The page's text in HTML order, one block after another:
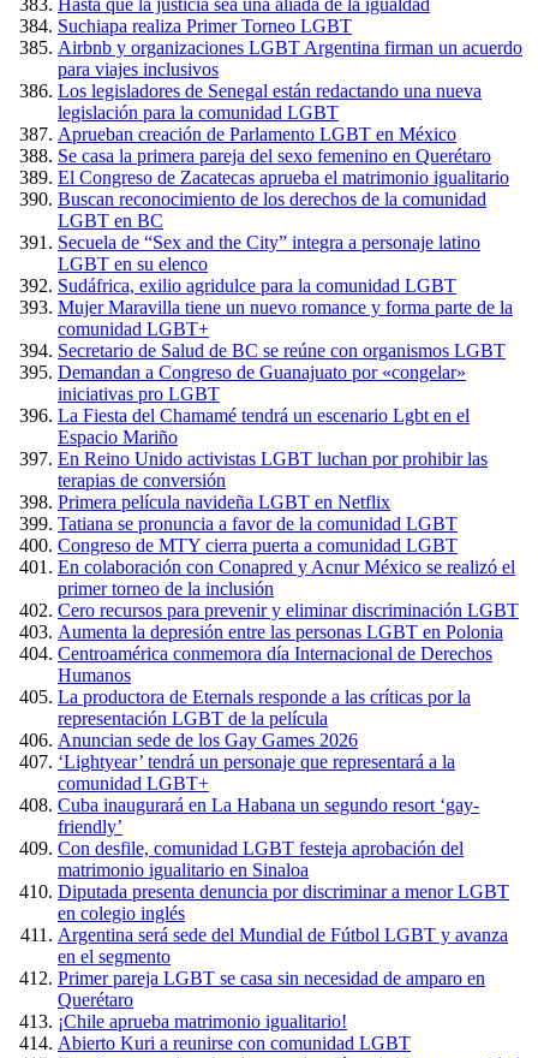
Hasta que la justicia sea una aliada de la igualdad
Suchiapa realiza Primer Torneo LGBT
Airbnb y organizaciones LGBT Argentina firman un acuerdo
para viajes inclusivos
Los legisladores de Senegal están redactando una nueva
legislación para la comunidad LGBT
Aprueban creación de Parlamento LGBT en México
Se casa la primera pareja del sexo femenino en Querétaro
El Congreso de Zacatecas aprueba el matrimonio igualitario
Buscan reconocimiento de los derechos de la comunidad
LGBT en BC
Secuela de “Sex and the City” integra a personaje latino
LGBT en su elenco
Sudáfrica, exilio agridulce para la comunidad LGBT
Mujer Maravilla tiene un nuevo romance y forma parte de la
comunidad LGBT+
Secretario de Salud de BC se reúne con organismos LGBT
Demandan a Congreso de Guanajuato por «congelar»
iniciativas pro LGBT
La Fiesta del Chamamé tendrá un escenario Lgbt en el
Espacio Mariño
En Reino Unido activistas LGBT luchan por prohibir las
terapias de conversión
Primera película navideña LGBT en Netflix
Tatiana se pronuncia a favor de la comunidad LGBT
Congreso de MTY cierra puerta a comunidad LGBT
En colaboración con Conapred y Acnur México se realizó el
primer torneo de la inclusión
Cero recursos para prevenir y eliminar discriminación LGBT
Aumenta la depresión entre las personas LGBT en Polonia
Centroamérica conmemora día Internacional de Derechos
Humanos
La productora de Eternals responde a las críticas por la
representación LGBT de la película
Anuncian sede de los Gay Games 2026
‘Lightyear’ tendrá un personaje que representará a la
comunidad LGBT+
Cuba inaugurará en La Habana un segundo resort ‘gay-
friendly’
Con desfile, comunidad LGBT festeja aprobación del
matrimonio igualitario en Sinaloa
Diputada presenta denuncia por discriminar a menor LGBT
en colegio inglés
Argentina será sede del Mundial de Fútbol LGBT y avanza
en el segmento
Primer pareja LGBT se casa sin necesidad de amparo en
Querétaro
¡Chile aprueba matrimonio igualitario!
Abierto Kuri a reunirse con comunidad LGBT